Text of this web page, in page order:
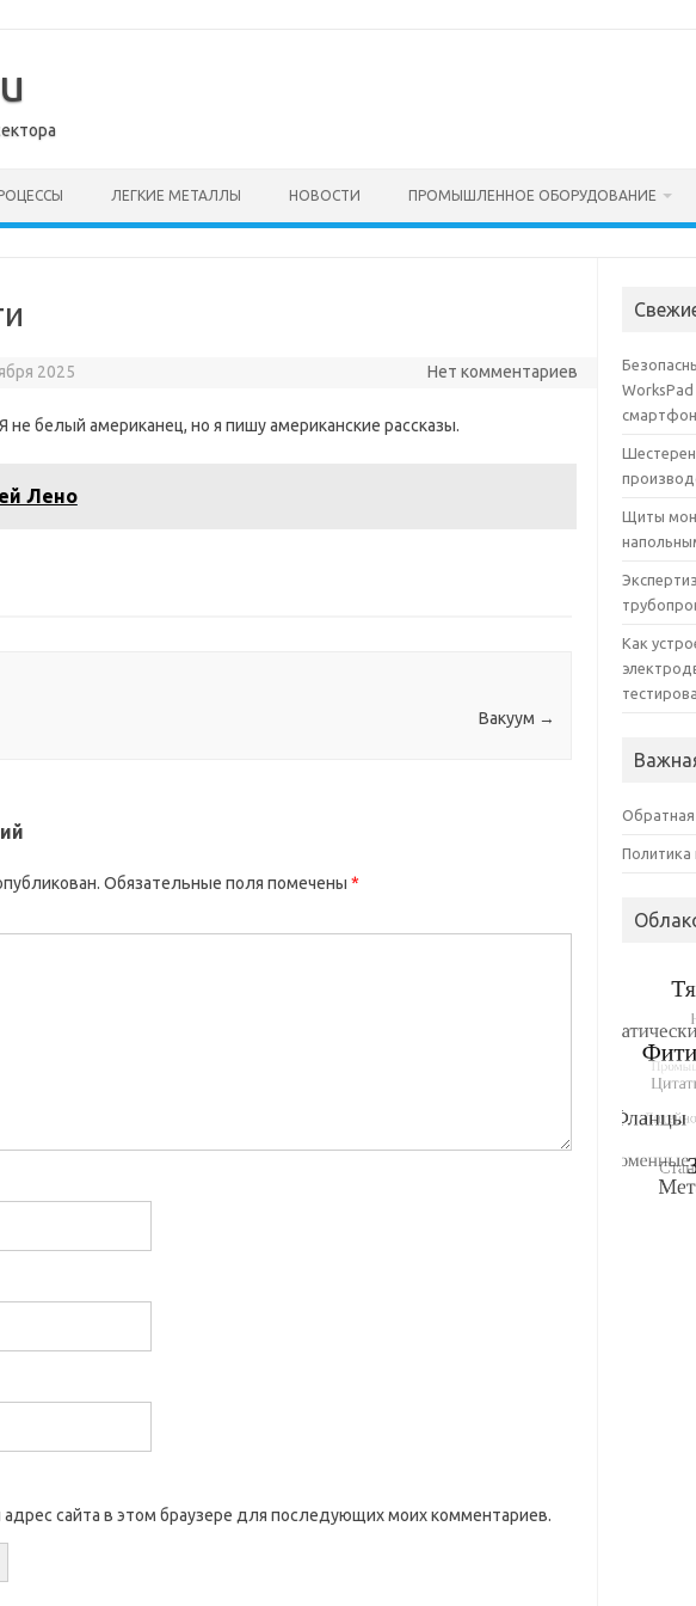
ЛЕГКИЕ МЕТАЛЛЫ НОВОСТИ ПРОМЫШЛЕННОЕ ОБОРУДОВАНИЕ
2025 Нет комментариев
не белый американец, но я пишу американские рассказы.
Лено
Вакуум →
Обязательные поля помечены *
адрес сайта в этом браузере для последующих моих комментариев.
Щиты
Как
Обратная